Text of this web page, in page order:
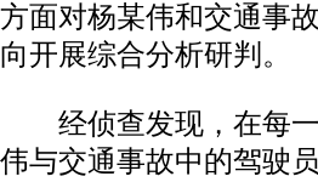
方面对杨某伟和交通事
向开展综合分析研判。
经侦查发现，在每一
伟与交通事故中的驾驶